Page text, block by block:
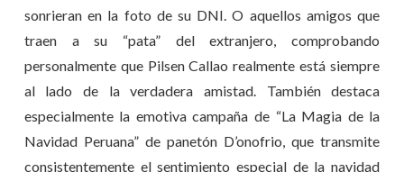
sonrieran en la foto de su DNI. O aquellos amigos que
traen a su “pata” del extranjero, comprobando
personalmente que Pilsen Callao realmente está siempre
al lado de la verdadera amistad. También destaca
especialmente la emotiva campaña de “La Magia de la
Navidad Peruana” de panetón D’onofrio, que transmite
consistentemente el sentimiento especial de la navidad